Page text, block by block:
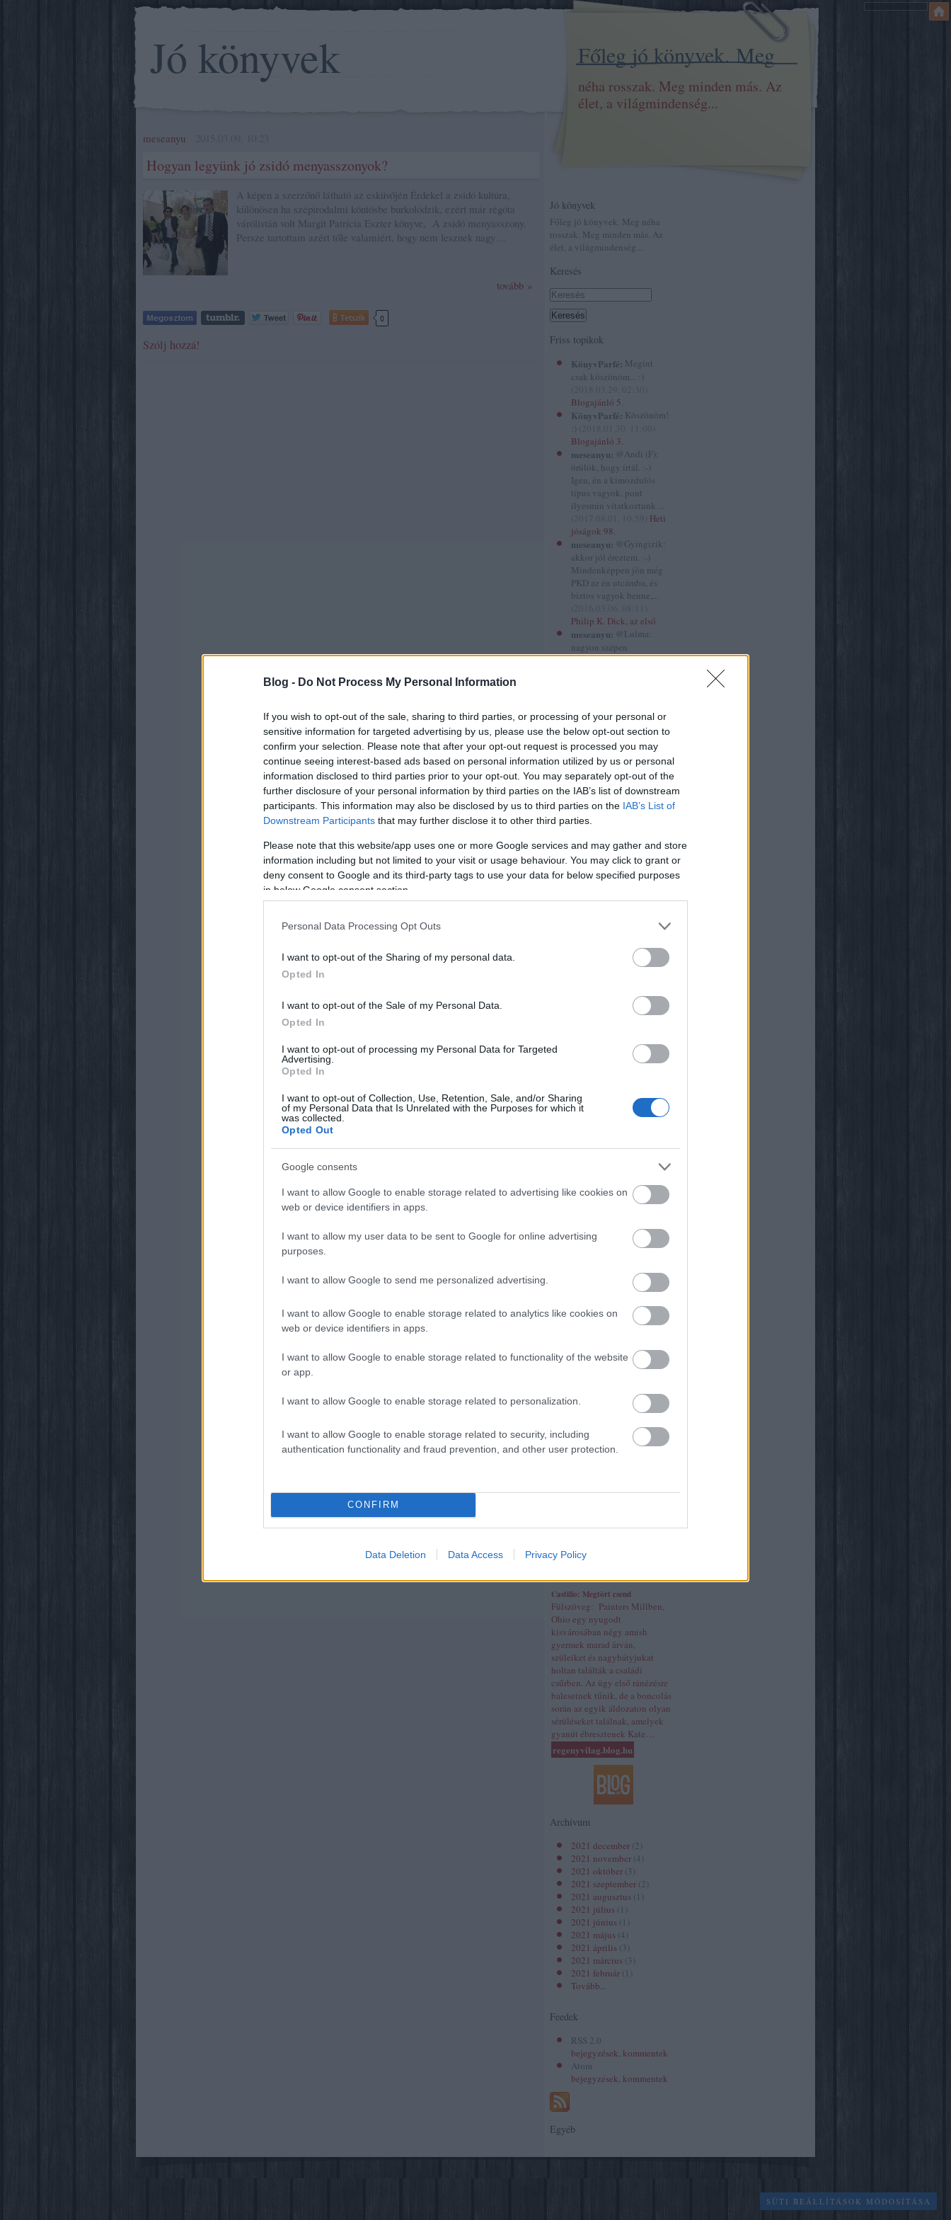
Blog - Do Not Process My Personal Information
If you wish to opt-out of the sale, sharing to third parties, or processing of your personal or
sensitive information for targeted advertising by us, please use the below opt-out section to
confirm your selection. Please note that after your opt-out request is processed you may
continue seeing interest-based ads based on personal information utilized by us or personal
information disclosed to third parties prior to your opt-out. You may separately opt-out of the
further disclosure of your personal information by third parties on the IAB’s list of downstream
participants. This information may also be disclosed by us to third parties on the IAB’s List of
Downstream Participants that may further disclose it to other third parties.
Please note that this website/app uses one or more Google services and may gather and store
information including but not limited to your visit or usage behaviour. You may click to grant or
deny consent to Google and its third-party tags to use your data for below specified purposes
in below Google consent section.
Personal Data Processing Opt Outs
I want to opt-out of the Sharing of my personal data.
Opted In
I want to opt-out of the Sale of my Personal Data.
Opted In
I want to opt-out of processing my Personal Data for Targeted
Advertising.
Opted In
I want to opt-out of Collection, Use, Retention, Sale, and/or Sharing
of my Personal Data that Is Unrelated with the Purposes for which it
was collected.
Opted Out
Google consents
I want to allow Google to enable storage related to advertising like cookies on
web or device identifiers in apps.
I want to allow my user data to be sent to Google for online advertising
purposes.
I want to allow Google to send me personalized advertising.
I want to allow Google to enable storage related to analytics like cookies on
web or device identifiers in apps.
I want to allow Google to enable storage related to functionality of the website
or app.
I want to allow Google to enable storage related to personalization.
I want to allow Google to enable storage related to security, including
authentication functionality and fraud prevention, and other user protection.
CONFIRM
Data Deletion Data Access Privacy Policy
Jó könyvek Főleg jó könyvek. Meg
néha rosszak. Meg minden más. Az
élet, a világmindenség...
Jó könyvek
Főleg jó könyvek. Meg néha
rosszak. Meg minden más. Az
élet, a világmindenség...
Keresés
Friss topikok
KönyvParfé: Megint
csak köszönöm... :)
Blogajánló 5.
KönyvParfé: Köszönöm!
:)
Blogajánló 3.
meseanyu: @Andi (F):
örülök, hogy írtál. :-)
Igen, én a kimozdulós
típus vagyok, pont
ilyesmin vitatkoztunk ...
Heti
jóságok 98.
meseanyu: @Gyingizik:
akkor jól éreztem. :-)
Mindenképpen jön még
PKD az én utcámba, és
biztos vagyok benne,...
Philip K. Dick, az első
meseanyu: @Lulma:
nagyon szépen
köszönöm. :-)
sorstársak
Amadea blogja
Amilgade
Andiamo
Ani a könyvek világában
Annamarie
AnniPanni
Bridge olvas
Byblos
Carmencita
Christine
Cs.P. könyvesblogja
Katherine's Bookstore
Keményfedél
Könyvespolcom
Könyvmoly
Könyvmolyoló
Lobo
Miestas magánkönyvtára
Minden könyv egy
Müzli
Ninetta és a
könyvmolyok
Pável
Pupilla
Rita olvas
Sajtosrolo
Tíci és Gedi
Most olvasom
Castillo: Megtört csend
Fülszöveg: Painters Millben,
Ohio egy nyugodt
kisvárosában négy amish
gyermek marad árván,
szüleiket és nagybátyjukat
holtan találták a családi
csűrben. Az ügy első ránézésre
balesetnek tűnik, de a boncolás
során az egyik áldozaton olyan
sérüléseket találnak, amelyek
gyanút ébresztenek Kate…
regenyvilag.blog.hu
Archívum
2021 december (2
2021 november (4
2021 október (3
2021 szeptember (2
2021 augusztus ( 1
2021 július ( 1
2021 június ( 1
2021 május (4
2021 április (3
2021 március (3
2021 február ( 1
Tovább...
Feedek
RSS 2.0
bejegyzések, kommentek
Atom
bejegyzések, kommentek
Egyéb
meseanyu
Hogyan legyünk jó zsidó menyasszonyok?
A képen a szerzőnő látható az esküvőjén Érdekel a zsidó kultúra,
különösen ha szépirodalmi köntösbe burkolódzik, ezért már régóta
várólistán volt Margit Patrícia Eszter könyve, A zsidó menyasszony.
Persze tartottam azért tőle valamiért, hogy nem lesznek nagy…
tovább »
Tetszik 0
Szólj hozzá!
SÜTI BEÁLLÍTÁSOK MÓDOSÍTÁSA